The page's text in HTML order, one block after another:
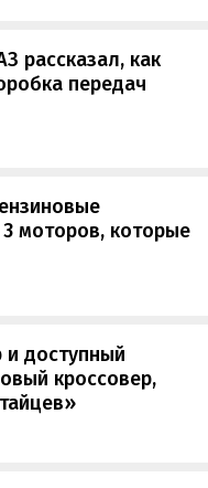
рассказал, как
передач
3 моторов, которые
доступный
кроссовер,